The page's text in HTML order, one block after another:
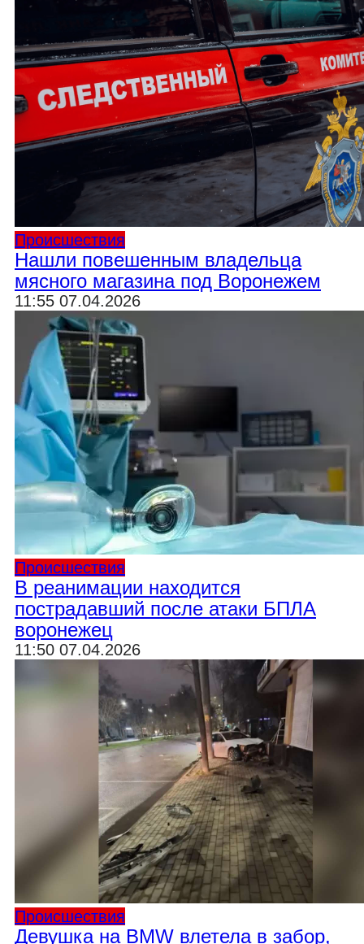
Происшествия
Нашли повешенным владельца
мясного магазина под Воронежем
11:55 07.04.2026
Происшествия
В реанимации находится
пострадавший после атаки БПЛА
воронежец
11:50 07.04.2026
Происшествия
Девушка на BMW влетела в забор,